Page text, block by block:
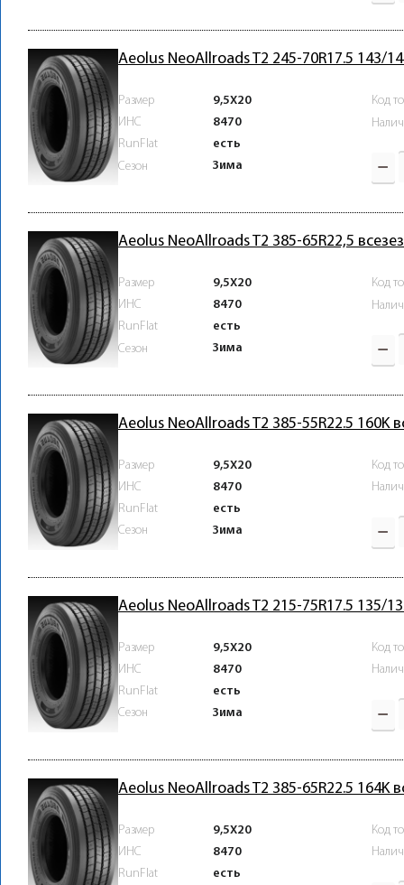
Aeolus NeoAllroads T2 245-70R17.5 143/
Размер
9,5X20
ИНС
8470
RunFlat
есть
Сезон
Зима
Код
Aeolus NeoAllroads T2 385-65R22,5
Размер
9,5X20
ИНС
8470
RunFlat
есть
Сезон
Зима
Код
Aeolus NeoAllroads T2 385-55R22.5 160K
Размер
9,5X20
ИНС
8470
RunFlat
есть
Сезон
Зима
Код
Aeolus NeoAllroads T2 215-75R17.5 135/
Размер
9,5X20
ИНС
8470
RunFlat
есть
Сезон
Зима
Код
Aeolus NeoAllroads T2 385-65R22.5 164K
Размер
9,5X20
ИНС
8470
RunFlat
есть
Код